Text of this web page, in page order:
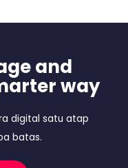
and
way
digital satu atap
batas.